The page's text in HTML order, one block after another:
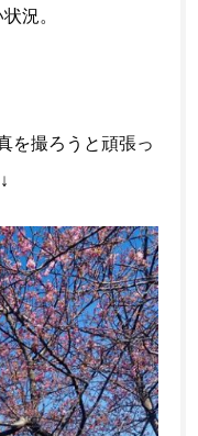
況。
を撮ろうと頑張っ